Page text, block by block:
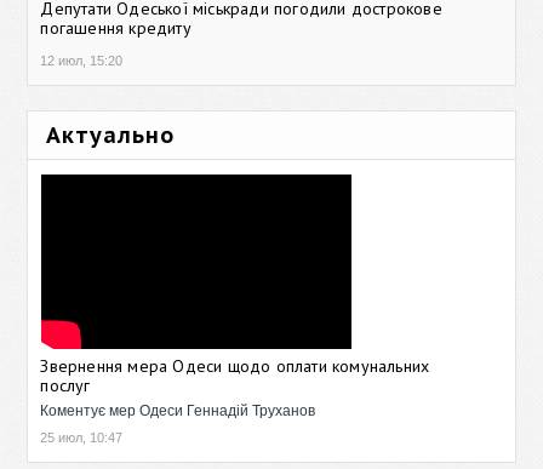
Депутати Одеської міськради погодили дострокове
погашення кредиту
12 июл, 15:20
Актуально
Звернення мера Одеси щодо оплати комунальних
послуг
Коментує мер Одеси Геннадій Труханов
25 июл, 10:47